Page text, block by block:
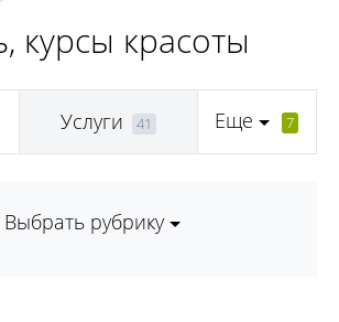
курсы красоты
Услуги 41 Еще 7
Выбрать рубрику